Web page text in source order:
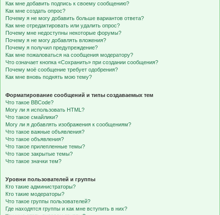
Как мне добавить подпись к своему сообщению?
Как мне создать опрос?
Почему я не могу добавить больше вариантов ответа?
Как мне отредактировать или удалить опрос?
Почему мне недоступны некоторые форумы?
Почему я не могу добавлять вложения?
Почему я получил предупреждение?
Как мне пожаловаться на сообщения модератору?
Что означает кнопка «Сохранить» при создании сообщения?
Почему моё сообщение требует одобрения?
Как мне вновь поднять мою тему?
Форматирование сообщений и типы создаваемых тем
Что такое BBCode?
Могу ли я использовать HTML?
Что такое смайлики?
Могу ли я добавлять изображения к сообщениям?
Что такое важные объявления?
Что такое объявления?
Что такое прилепленные темы?
Что такое закрытые темы?
Что такое значки тем?
Уровни пользователей и группы
Кто такие администраторы?
Кто такие модераторы?
Что такое группы пользователей?
Где находятся группы и как мне вступить в них?